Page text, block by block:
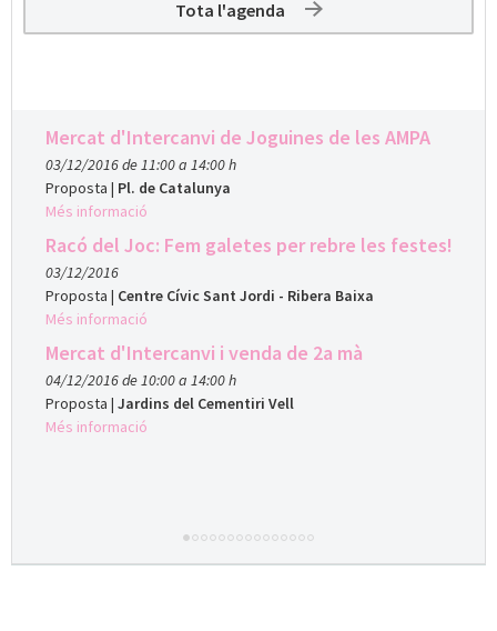
Tota l'agenda
Mercat d'Intercanvi de Joguines de les AMPA
03/12/2016 de 11:00 a 14:00 h
Proposta | Pl. de Catalunya
Més informació
Racó del Joc: Fem galetes per rebre les festes!
03/12/2016
Proposta | Centre Cívic Sant Jordi - Ribera Baixa
Més informació
Mercat d'Intercanvi i venda de 2a mà
04/12/2016 de 10:00 a 14:00 h
Proposta | Jardins del Cementiri Vell
Més informació